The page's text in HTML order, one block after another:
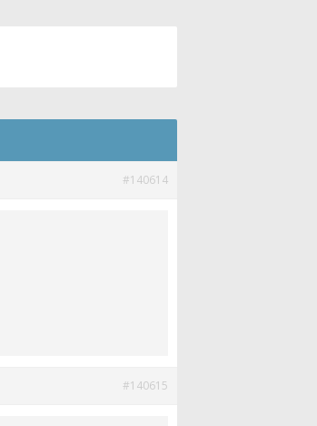
#140614
#140615